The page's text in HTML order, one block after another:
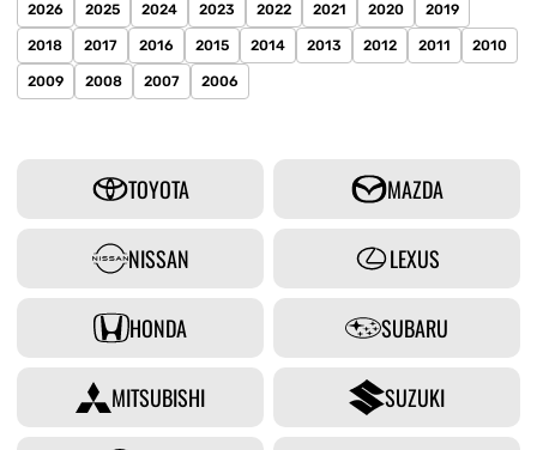
2026 2025 2024 2023 2022 2021 2020 2019
2018 2017 2016 2015 2014 2013 2012 2011 2010
2009 2008 2007 2006
TOYOTA MAZDA
NISSAN LEXUS
HONDA SUBARU
MITSUBISHI SUZUKI